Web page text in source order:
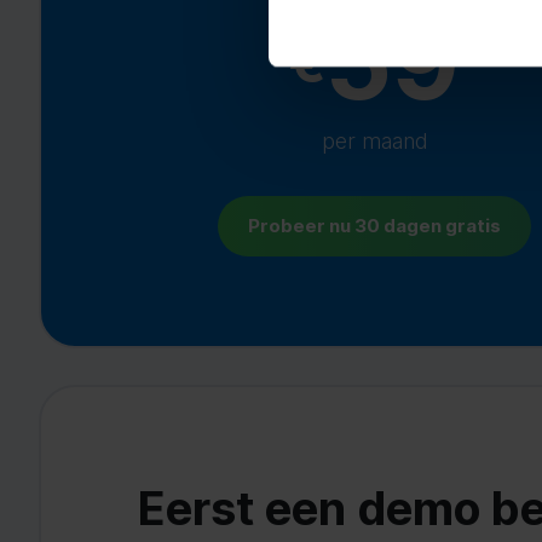
€59
per maand
Probeer nu 30 dagen gratis
Eerst een demo